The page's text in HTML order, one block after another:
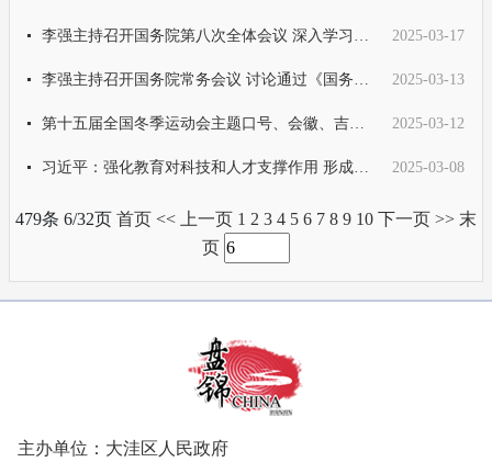
2025-03-17
2025-03-13
2025-03-12
2025-03-08
479条 6/32页 首页 << 上一页 1 2 3 4 5 6 7 8 9 10 下一页 >> 末
页
主办单位：大洼区人民政府